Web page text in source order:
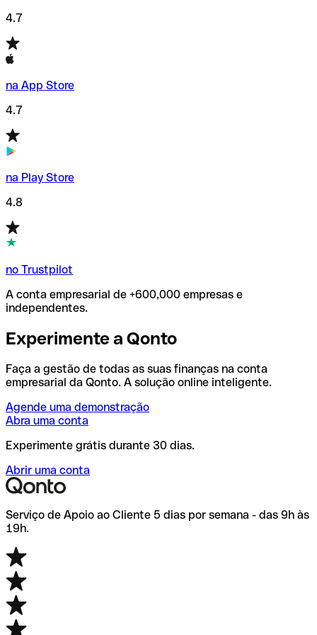
4.7
na App Store
4.7
na Play Store
4.8
no Trustpilot
A conta empresarial de +600,000 empresas e
independentes.
Experimente a Qonto
Faça a gestão de todas as suas finanças na conta
empresarial da Qonto. A solução online inteligente.
Agende uma demonstração
Abra uma conta
Experimente grátis durante 30 dias.
Abrir uma conta
Serviço de Apoio ao Cliente 5 dias por semana - das 9h às
19h.